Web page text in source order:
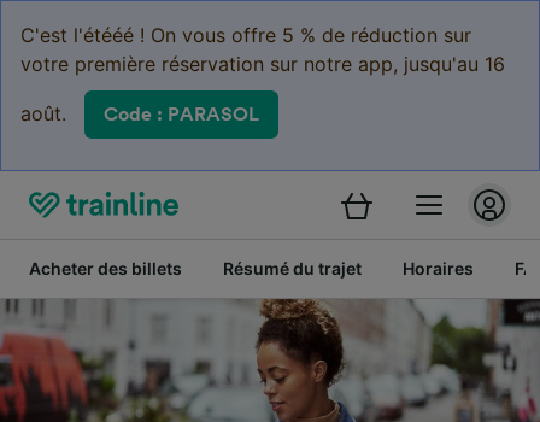
C'est l'étééé ! On vous offre 5 % de réduction sur
votre première réservation sur notre app, jusqu'au 16
août. Code : PARASOL
Acheter des billets Résumé du trajet Horaires